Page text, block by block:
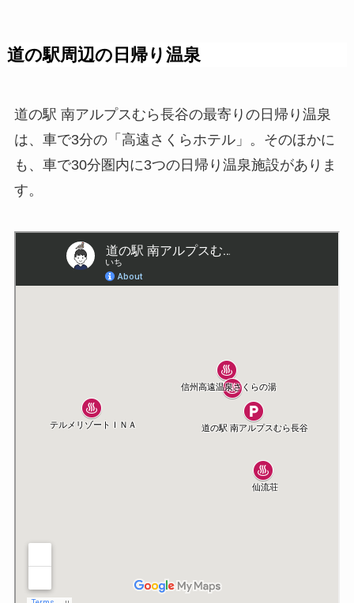
道の駅周辺の日帰り温泉
道の駅 南アルプスむら長谷の最寄りの日帰り温泉
は、車で3分の「高遠さくらホテル」。そのほかに
も、車で30分圏内に3つの日帰り温泉施設がありま
す。